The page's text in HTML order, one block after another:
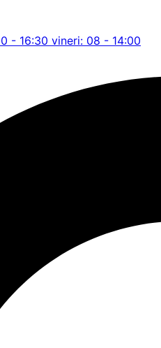
- 16:30 vineri: 08 - 14:00